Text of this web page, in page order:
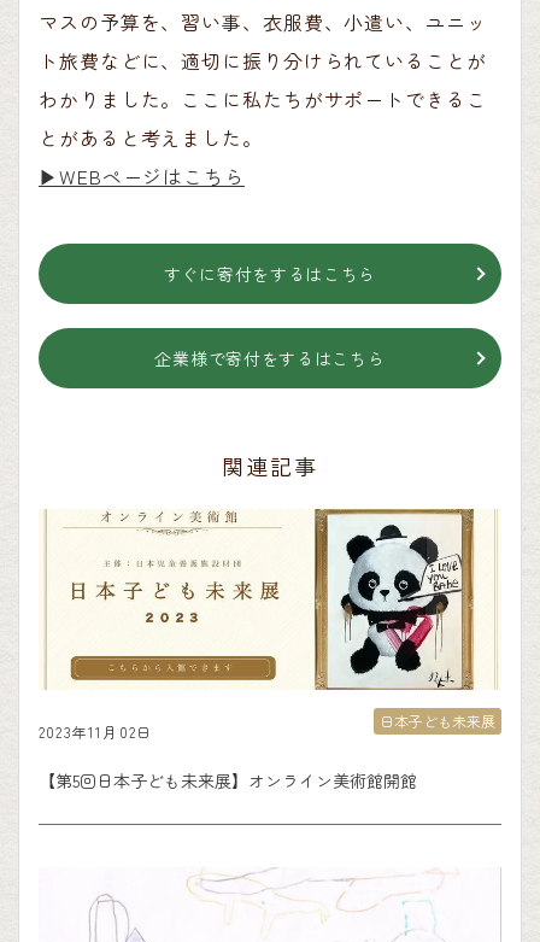
マスの予算を、習い事、衣服費、小遣い、ユニッ
ト旅費などに、適切に振り分けられていることが
わかりました。ここに私たちがサポートできるこ
とがあると考えました。
▶︎WEBページはこちら
すぐに寄付をするはこちら
企業様で寄付をするはこちら
関連記事
2023年11月02日
【第5回日本子ども未来展】オンライン美術館開館
日本子ども未来展